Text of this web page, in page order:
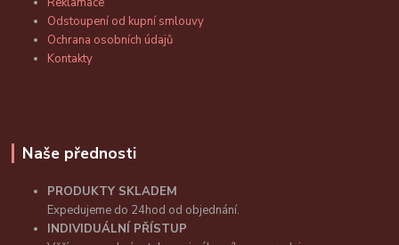
Odstoupení od kupní smlouvy
Ochrana osobních údajů
Kontakty
Naše přednosti
PRODUKTY SKLADEM
Expedujeme do 24hod od objednání.
INDIVIDUÁLNÍ PŘÍSTUP